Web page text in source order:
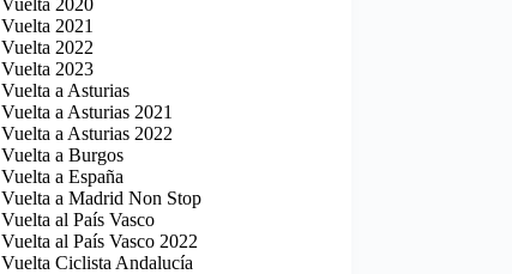
Vuelta 2021
Vuelta 2022
Vuelta 2023
Vuelta a Asturias
Vuelta a Asturias 2021
Vuelta a Asturias 2022
Vuelta a Burgos
Vuelta a España
Vuelta a Madrid Non Stop
Vuelta al País Vasco
Vuelta al País Vasco 2022
Vuelta Ciclista Andalucía